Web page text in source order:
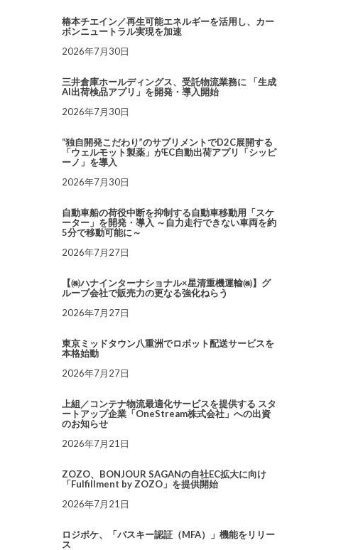
椿本チエイン／再生可能エネルギーを活用し、カー
ボンニュートラル実現を加速
2026年7月30日
三井倉庫ホールディングス、受託物流業務に 「生成
AI出荷検品アプリ」を開発・導入開始
2026年7月30日
“独自開発こだわり”のサプリメントでD2C展開する
「ウェルモット製薬」がEC自動出荷アプリ「シッピ
ーノ」を導入
2026年7月30日
自動車船の荷役中断を抑制する自動車移動用「スケ
ーター」を開発・導入 ～自力走行できない車両を約
5分で移動可能に～
2026年7月27日
【㈱ハナインターナショナル×星清重機運輸㈱】グ
ループ会社で販売力の更なる強化ねらう
2026年7月27日
東京ミッドタウン八重洲でロボット配送サービスを
本格始動
2026年7月27日
上組／コンテナ物流最適化サービスを提供する スタ
ートアップ企業「OneStream株式会社」への出資
のお知らせ
2026年7月21日
ZOZO、BONJOUR SAGANの自社EC拡大に向け
「Fulfillment by ZOZO」を提供開始
2026年7月21日
ロジポケ、「パスキー認証（MFA）」機能をリリー
ス